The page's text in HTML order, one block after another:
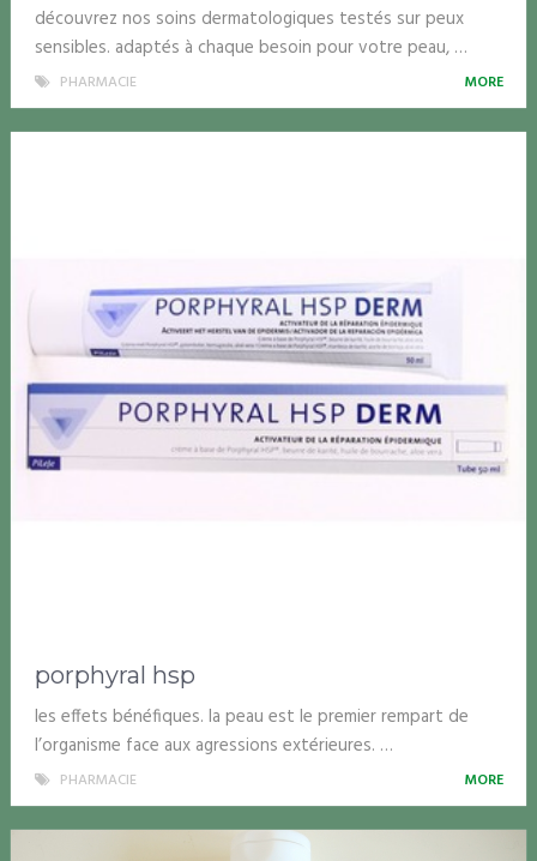
découvrez nos soins dermatologiques testés sur peux
sensibles. adaptés à chaque besoin pour votre peau, …
PHARMACIE MORE
porphyral hsp
les effets bénéfiques. la peau est le premier rempart de
l’organisme face aux agressions extérieures. …
PHARMACIE MORE